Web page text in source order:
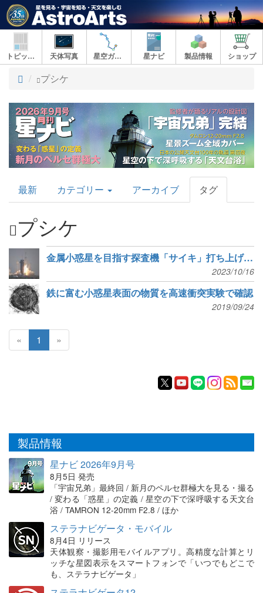
トピックス 天体写真 星空ガイド 星ナビ 製品情報 ショップ
ト
プ
プシケ
AstroArts
Topics
最新 カテゴリー アーカイブ タグ
プシケ
金属小惑星を目指す探査機「サイキ」打ち上げ成功
2023/10/16
鉄に富む小惑星表面の物質を高速衝突実験で確認
2019/09/24
« 1 »
製品情報
星ナビ 2026年9月号
8月5日 発売
「宇宙兄弟」最終回 / 新月のペルセ群極大を見る・撮る
/ 変わる「惑星」の定義 / 星空の下で深呼吸する天文台
浴 / TAMRON 12-20mm F2.8 / ほか
ステラナビゲータ・モバイル
8月4日 リリース
天体観察・撮影用モバイルアプリ。高精度な計算とリ
ッチな星図表示をスマートフォンで「いつでもどこで
も、ステラナビゲータ」